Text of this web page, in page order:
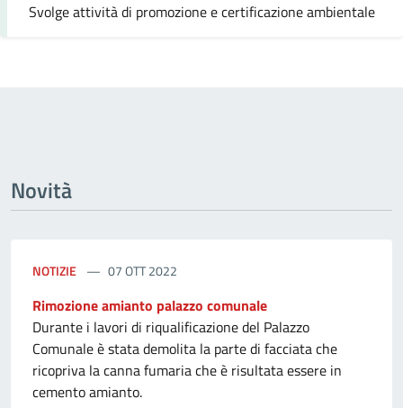
Svolge attività di promozione e certificazione ambientale
Novità
NOTIZIE 07 OTT 2022
Rimozione amianto palazzo comunale
Durante i lavori di riqualificazione del Palazzo
Comunale è stata demolita la parte di facciata che
ricopriva la canna fumaria che è risultata essere in
cemento amianto.